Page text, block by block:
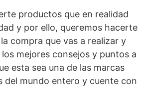
productos que en realidad
y por ello, queremos hacerte
compra que vas a realizar y
mejores consejos y puntos a
esta sea una de las marcas
del mundo entero y cuente con